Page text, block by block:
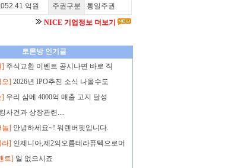
억원 주권구분
통일주권
NICE 기업정보 더보기
토론방 인기글
] 주식교환 이벤트 공시나면 바로 직
오] 2026년 IPO추진 소식 나올수도
] 우리 삼메 4000억 매출 고지 달성
사건과 상장관련....
놀] 안녕하세요~! 워렌버핏입니다.
라] 인제니아,제2의오름테라퓨텍으로머
트] 일 없으시죠